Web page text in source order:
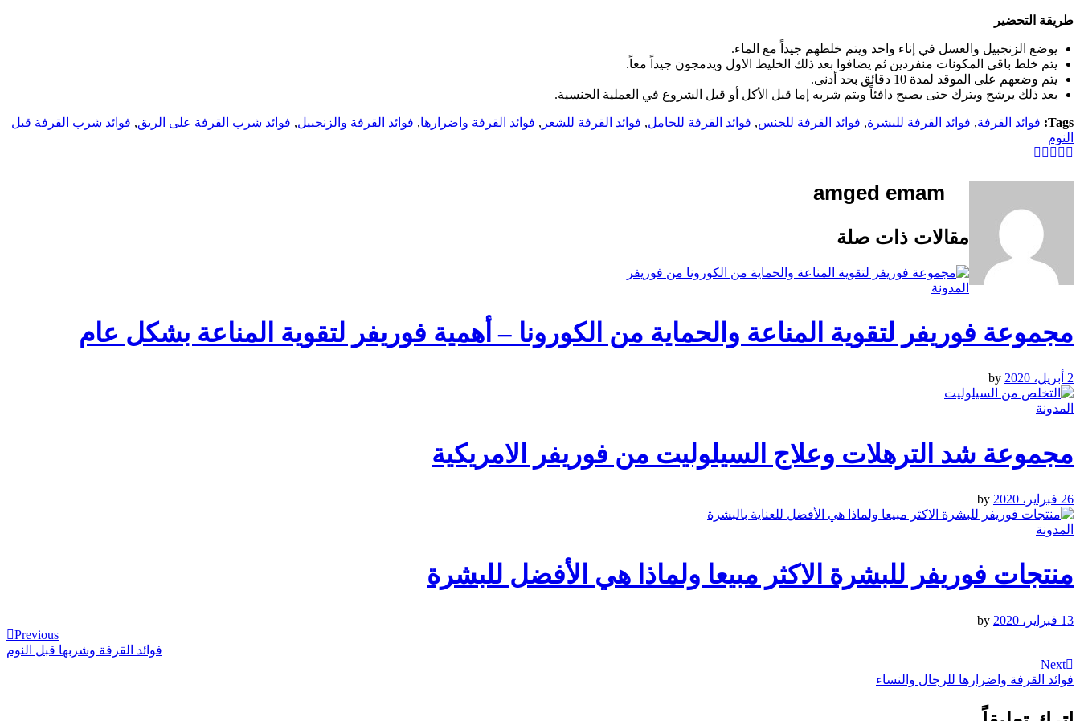
طريقة التحضير
يوضع الزنجبيل والعسل في إناء واحد ويتم خلطهم جيداً مع الماء.
يتم خلط باقي المكونات منفردين ثم يضافوا بعد ذلك الخليط الاول ويدمجون جيداً معاً.
يتم وضعهم على الموقد لمدة 10 دقائق بحد أدنى.
بعد ذلك يرشح ويترك حتى يصبح دافئاً ويتم شربه إما قبل الأكل أو قبل الشروع في العملية الجنسية.
Tags: فوائد القرفة, فوائد القرفة للبشرة, فوائد القرفة للجنس, فوائد القرفة للحامل, فوائد القرفة للشعر , فوائد القرفة واضرارها, فوائد القرفة والزنجبيل, فوائد شرب القرفة على الريق, فوائد شرب القرفة قبل
النوم
amged emam
مقالات ذات صلة
المدونة
مجموعة فوريفر لتقوية المناعة والحماية من الكورونا – أهمية فوريفر لتقوية المناعة بشكل عام
2 أبريل، 2020
المدونة
مجموعة شد الترهلات وعلاج السيلوليت من فوريفر الامريكية
26 فبراير، 2020
المدونة
منتجات فوريفر للبشرة الاكثر مبيعا ولماذا هي الأفضل للبشرة
13 فبراير، 2020
المقالات
Previous
Post
Previous
فوائد القرفة وشربها قبل النوم
Next
Post
Next
فوائد القرفة واضرارها للرجال والنساء